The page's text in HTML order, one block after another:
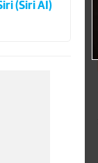
(Siri AI)